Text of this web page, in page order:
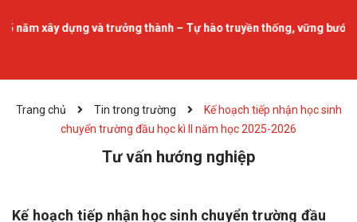
xây dựng và trưởng thành – Tự hào truyền thống, vững bước
Trang chủ Tin trong trường
Kế hoạch tiếp nhận học sinh
chuyển trường đầu học kì II năm học 2025-2026
Tư vấn hướng nghiệp
Kế hoạch tiếp nhận học sinh chuyển trường đầu